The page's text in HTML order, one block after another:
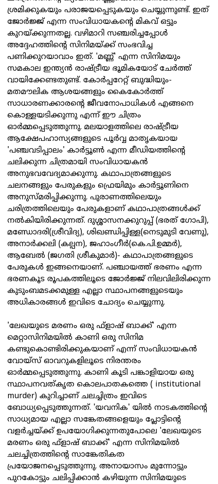
ശ്രമിക്കുകയും പരാജയപ്പെടുകയും ചെയ്യുന്നുണ്ട്. ഇത്
ജോര്‍ജ്ജ് എന്ന സംവിധായകന്റെ മികവ് ഒട്ടും
കുറയ്ക്കുന്നതല്ല. വഴിമാറി സഞ്ചരിച്ചപ്പോള്‍
അദ്ദേഹത്തിന്റെ സിനിമയ്ക്ക് സംഭവിച്ച
പണിക്കുറയാവാം ഇത്. 'മണ്ണ്' എന്ന സിനിമയും
സമകാല ഇന്ത്യന്‍ രാഷ്ട്രീയ ഭൂമികയോട് ചേര്‍ത്ത്
വായിക്കേണ്ടതുണ്ട്. കോര്‍പ്പറേറ്റ് ബുദ്ധിയും-
മതമൗലിക ആശയങ്ങളും കൈകോര്‍ത്ത്
സാധാരണക്കാരന്റെ ജീവനോപാധികള്‍ എങ്ങനെ
കൊള്ളയടിക്കുന്നു എന്ന് ഈ ചിത്രം
ഓര്‍മ്മപ്പെടുത്തുന്നു. മലയാളത്തിലെ രാഷ്ട്രീയ
ആക്ഷേപഹാസ്യങ്ങളുടെ പൂര്‍വ്വ മാതൃകയായ
'പഞ്ചവടിപ്പാലം' കാര്‍ട്ടൂണ്‍ എന്ന മീഡിയത്തിന്റെ
ചലിക്കുന്ന ചിത്രമായി സംവിധായകന്‍
അനുഭവവേദ്യമാക്കുന്നു. കഥാപാത്രങ്ങളുടെ
ചലനങ്ങളും പേരുകളും ഫ്രെയിമും കാര്‍ട്ടൂണിനെ
അനുസ്മരിപ്പിക്കുന്നു. പുരാണത്തിലെയും
ചരിത്രത്തിലെയും പേരുകളാണ് കഥാപാത്രങ്ങള്‍ക്ക്
നല്‍കിയിരിക്കുന്നത്. ദുശ്ശാസനക്കുറുപ്പ് (ഭരത് ഗോപി),
മണ്ഡോദരി(ശ്രീവിദ്യ), ശിഖണ്ഡിപ്പിള്ള(നെടുമുടി വേണു),
അനാര്‍ക്കലി (കല്പന), ജഹാംഗീര്‍(കെ.പി.ഉമ്മര്‍),
ആബേല്‍ (ജഗതി ശ്രീകുമാര്‍)- കഥാപാത്രങ്ങളുടെ
പേരുകള്‍ ഇങ്ങനെയാണ്. പഞ്ചായത്ത് ഭരണം എന്ന
ഭരണകൂട രൂപകത്തിലൂടെ ജോര്‍ജ്ജ് നിലവിലിരിക്കുന്ന
കുടുംബമടക്കമുള്ള എല്ലാ സ്ഥാപനങ്ങളുടെയും
അധികാരങ്ങള്‍ ഇവിടെ ചോദ്യം ചെയ്യുന്നു.
'ലേഖയുടെ മരണം ഒരു ഫ്‌ളാഷ് ബാക്ക്' എന്ന
മെറ്റാസിനിമയില്‍ കാണി ഒരു സിനിമ
കണ്ടുകൊണ്ടിരിക്കുകയാണ് എന്ന് സംവിധായകന്‍
വോയ്‌സ് ഓവറുകളിലൂടെ നിരന്തരം
ഓര്‍മ്മപ്പെടുത്തുന്നു. കാണി കൂടി പങ്കാളിയായ ഒരു
സ്ഥാപനവത്കൃത കൊലപാതകത്തെ ( institutional
murder) കുറിച്ചാണ് ചലച്ചിത്രം ഇവിടെ
ബോധ്യപ്പെടുത്തുന്നത്. 'യവനിക' യില്‍ നാടകത്തിന്റെ
സാധ്യമായ എല്ലാ സങ്കേതങ്ങളെയും പ്ലോട്ടിന്റെ
വളര്‍ച്ചയ്ക്ക് ഉപയോഗിക്കുന്നതുപോലെ 'ലേഖയുടെ
മരണം ഒരു ഫ്‌ളാഷ് ബാക്ക്' എന്ന സിനിമയില്‍
ചലച്ചിത്രത്തിന്റെ സാങ്കേതികത
പ്രയോജനപ്പെടുത്തുന്നു. അനായാസം മുന്നോട്ടും
പുറകോട്ടും ചലിപ്പിക്കാന്‍ കഴിയുന്ന സിനിമയുടെ